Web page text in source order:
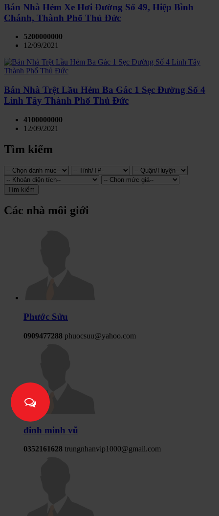
Bán Nhà Hẻm Xe Hơi Đường Số 49, Hiệp Bình
Chánh, Thành Phố Thủ Đức
5200000000
12/09/2021
Bán Nhà Trệt Lầu Hẻm Ba Gác 1 Sẹc Đường Số 4
Linh Tây Thành Phố Thủ Đức
4100000000
12/09/2021
Tìm kiếm
Tìm kiếm
Các nhà môi giới
Phước Sửu
0909477288 phuocsuu@yahoo.com
đinh minh vũ
0352161628 trungnhanvip1000@gmail.com